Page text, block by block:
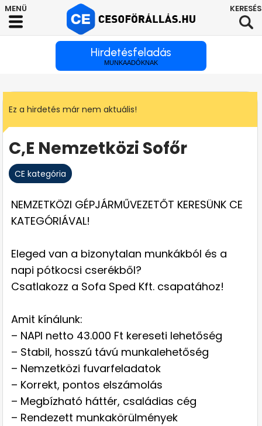
Hirdetésfeladás
MUNKAADÓKNAK
Ez a hirdetés már nem aktuális!
C,E Nemzetközi Sofőr
CE kategória
NEMZETKÖZI GÉPJÁRMŰVEZETŐT KERESÜNK CE
KATEGÓRIÁVAL!
Eleged van a bizonytalan munkákból és a
napi pótkocsi cserékből?
Csatlakozz a Sofa Sped Kft. csapatához!
Amit kínálunk:
– NAPI netto 43.000 Ft kereseti lehetőség
– Stabil, hosszú távú munkalehetőség
– Nemzetközi fuvarfeladatok
– Korrekt, pontos elszámolás
– Megbízható háttér, családias cég
– Rendezett munkakörülmények